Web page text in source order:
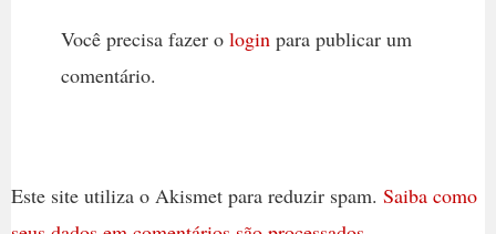
Você precisa fazer o login para publicar um
comentário.
Este site utiliza o Akismet para reduzir spam. Saiba como